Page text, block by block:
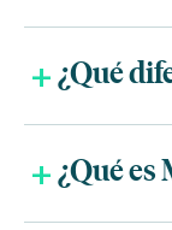
¿Qué
¿Qué